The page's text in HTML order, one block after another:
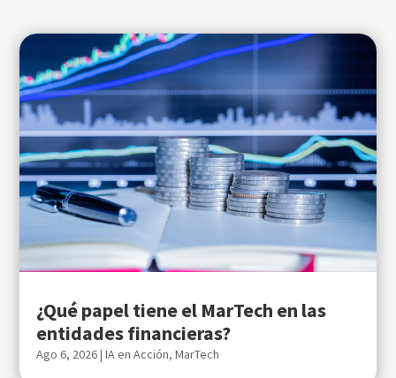
¿Qué papel tiene el MarTech en las
entidades financieras?
Ago 6, 2026|IA en Acción,MarTech